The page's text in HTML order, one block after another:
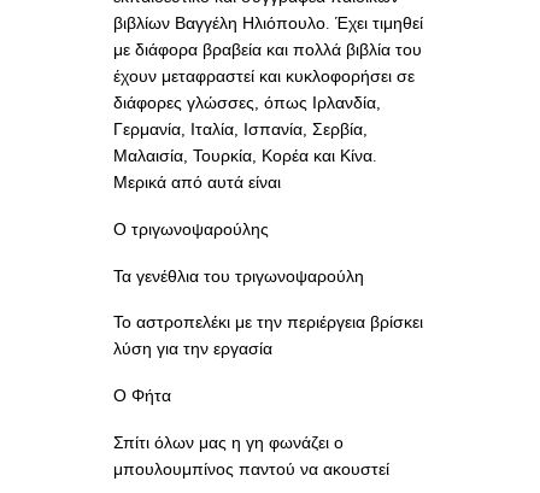
βιβλίων Βαγγέλη Ηλιόπουλο. Έχει τιμηθεί
με διάφορα βραβεία και πολλά βιβλία του
έχουν μεταφραστεί και κυκλοφορήσει σε
διάφορες γλώσσες, όπως Ιρλανδία,
Γερμανία, Ιταλία, Ισπανία, Σερβία,
Μαλαισία, Τουρκία, Κορέα και Κίνα.
Μερικά από αυτά είναι
Ο τριγωνοψαρούλης
Τα γενέθλια του τριγωνοψαρούλη
Το αστροπελέκι με την περιέργεια βρίσκει
λύση για την εργασία
Ο Φήτα
Σπίτι όλων μας η γη φωνάζει ο
μπουλουμπίνος παντού να ακουστεί